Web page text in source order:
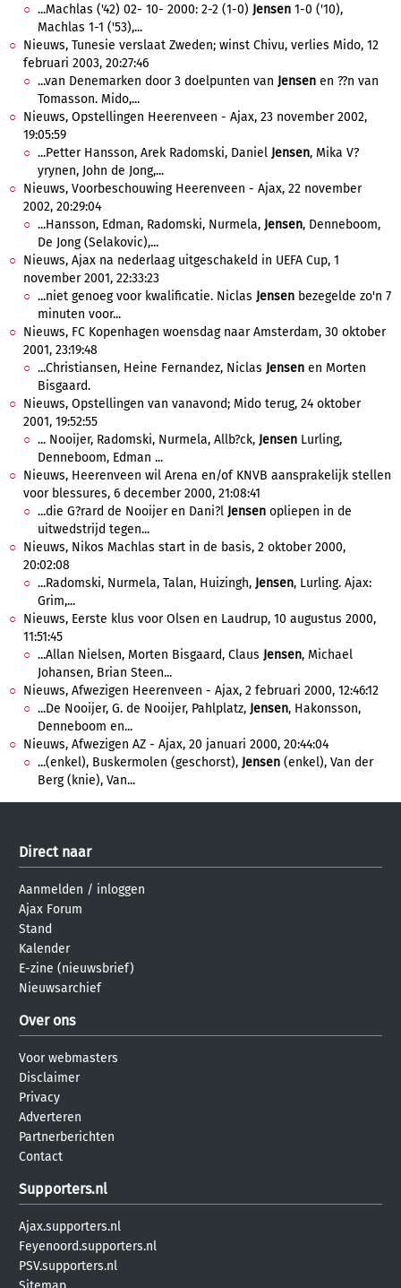
...Machlas ('42) 02- 10- 2000: 2-2 (1-0) Jensen 1-0 ('10),
Machlas 1-1 ('53),...
Nieuws, Tunesie verslaat Zweden; winst Chivu, verlies Mido, 12
februari 2003, 20:27:46
...van Denemarken door 3 doelpunten van Jensen en ??n van
Tomasson. Mido,...
Nieuws, Opstellingen Heerenveen - Ajax, 23 november 2002,
19:05:59
...Petter Hansson, Arek Radomski, Daniel Jensen, Mika V?
yrynen, John de Jong,...
Nieuws, Voorbeschouwing Heerenveen - Ajax, 22 november
2002, 20:29:04
...Hansson, Edman, Radomski, Nurmela, Jensen, Denneboom,
De Jong (Selakovic),...
Nieuws, Ajax na nederlaag uitgeschakeld in UEFA Cup, 1
november 2001, 22:33:23
...niet genoeg voor kwalificatie. Niclas Jensen bezegelde zo'n 7
minuten voor...
Nieuws, FC Kopenhagen woensdag naar Amsterdam, 30 oktober
2001, 23:19:48
...Christiansen, Heine Fernandez, Niclas Jensen en Morten
Bisgaard.
Nieuws, Opstellingen van vanavond; Mido terug, 24 oktober
2001, 19:52:55
... Nooijer, Radomski, Nurmela, Allb?ck, Jensen Lurling,
Denneboom, Edman ...
Nieuws, Heerenveen wil Arena en/of KNVB aansprakelijk stellen
voor blessures, 6 december 2000, 21:08:41
...die G?rard de Nooijer en Dani?l Jensen opliepen in de
uitwedstrijd tegen...
Nieuws, Nikos Machlas start in de basis, 2 oktober 2000,
20:02:08
...Radomski, Nurmela, Talan, Huizingh, Jensen, Lurling. Ajax:
Grim,...
Nieuws, Eerste klus voor Olsen en Laudrup, 10 augustus 2000,
11:51:45
...Allan Nielsen, Morten Bisgaard, Claus Jensen, Michael
Johansen, Brian Steen...
Nieuws, Afwezigen Heerenveen - Ajax, 2 februari 2000, 12:46:12
...De Nooijer, G. de Nooijer, Pahlplatz, Jensen, Hakonsson,
Denneboom en...
Nieuws, Afwezigen AZ - Ajax, 20 januari 2000, 20:44:04
...(enkel), Buskermolen (geschorst), Jensen (enkel), Van der
Berg (knie), Van...
Direct naar
Aanmelden / inloggen
Ajax Forum
Stand
Kalender
E-zine (nieuwsbrief)
Nieuwsarchief
Over ons
Voor webmasters
Disclaimer
Privacy
Adverteren
Partnerberichten
Contact
Supporters.nl
Ajax.supporters.nl
Feyenoord.supporters.nl
PSV.supporters.nl